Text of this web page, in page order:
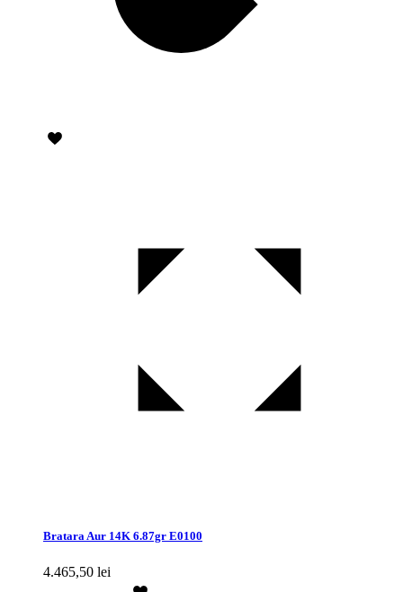
Bratara Aur 14K 6.87gr E0100
4.465,50 lei